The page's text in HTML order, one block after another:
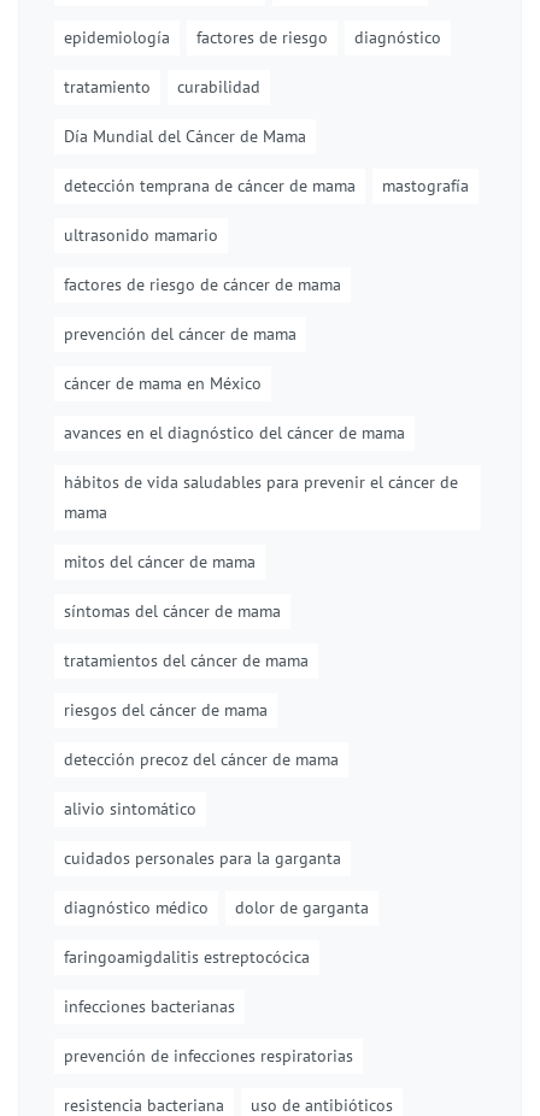
epidemiología factores de riesgo diagnóstico
tratamiento curabilidad
Día Mundial del Cáncer de Mama
detección temprana de cáncer de mama mastografía
ultrasonido mamario
factores de riesgo de cáncer de mama
prevención del cáncer de mama
cáncer de mama en México
avances en el diagnóstico del cáncer de mama
hábitos de vida saludables para prevenir el cáncer de
mama
mitos del cáncer de mama
síntomas del cáncer de mama
tratamientos del cáncer de mama
riesgos del cáncer de mama
detección precoz del cáncer de mama
alivio sintomático
cuidados personales para la garganta
diagnóstico médico dolor de garganta
faringoamigdalitis estreptocócica
infecciones bacterianas
prevención de infecciones respiratorias
resistencia bacteriana uso de antibióticos